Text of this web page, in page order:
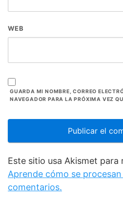
WEB
GUARDA MI NOMBRE, CORREO
NAVEGADOR PARA LA PRÓXIMA VEZ
Este sitio usa Akismet para
Aprende cómo se
comentarios.